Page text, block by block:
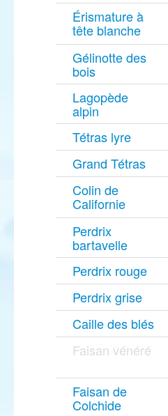
Érismature à
tête blanche
Gélinotte des
bois
Lagopède
alpin
Tétras lyre
Grand Tétras
Colin de
Californie
Perdrix
bartavelle
Perdrix rouge
Perdrix grise
Caille des blés
Faisan vénéré
Faisan de
Colchide